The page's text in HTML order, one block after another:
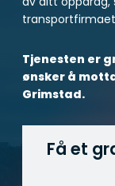
Tjenesten er
ønsker å
Grimstad.
Få et